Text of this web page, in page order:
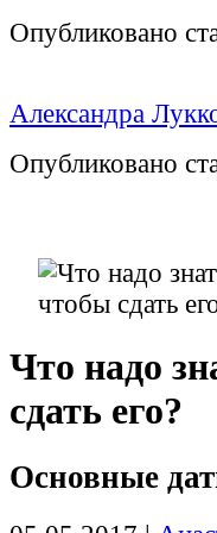
Опубликовано
Александра
Опубликовано
Что надо
сдать его?
Основные